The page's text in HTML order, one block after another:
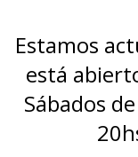
Estamos
está
Sábados